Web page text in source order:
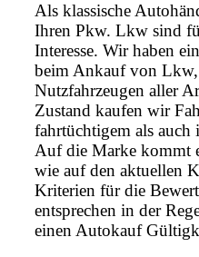
Als klassische
Ihren Pkw. Lkw sind
Interesse. Wir haben
beim Ankauf von
Nutzfahrzeugen aller
Zustand kaufen wir
fahrtüchtigem als auch
Auf die Marke kommt
wie auf den aktuellen
Kriterien für die
entsprechen in der
einen Autokauf